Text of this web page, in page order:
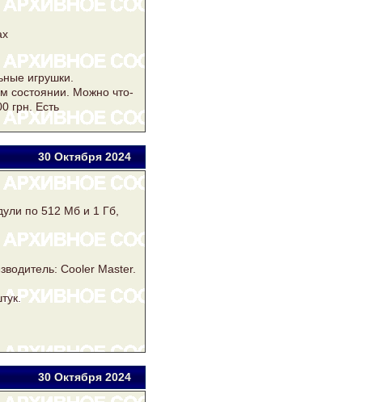
игрушки.
состоянии. Можно что-
грн. Есть
30 Октября2024
по 512 Мб и 1 Гб,
Cooler Master.
30 Октября2024